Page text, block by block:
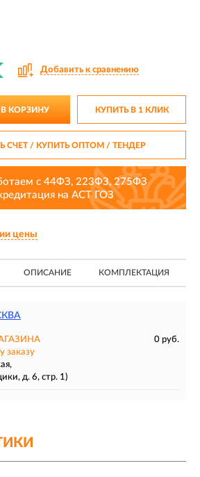
Добавить к сравнению
В КОРЗИНУ КУПИТЬ В 1 КЛИК
СЧЕТ / КУПИТЬ ОПТОМ/ ТЕНДЕР
с 44ФЗ, 223ФЗ, 275ФЗ
на АСТ ГОЗ
цены
ОПИСАНИЕ КОМПЛЕКТАЦИЯ
0 руб.
заказу
д. 6, стр. 1)